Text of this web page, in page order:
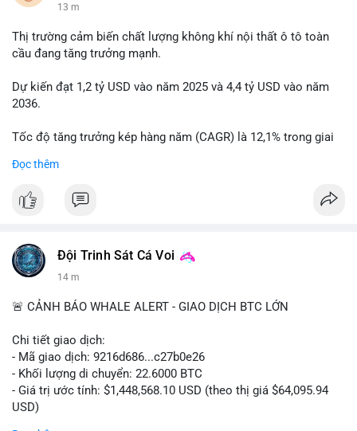
13 m
Thị trường cảm biến chất lượng không khí nội thất ô tô toàn
cầu đang tăng trưởng mạnh.
Dự kiến đạt 1,2 tỷ USD vào năm 2025 và 4,4 tỷ USD vào năm
2036.
Tốc độ tăng trưởng kép hàng năm (CAGR) là 12,1% trong giai
trong xe.
điểm nhé!
Đọc thêm
Đội Trinh Sát Cá Voi
14 m
🚨 CẢNH BÁO WHALE ALERT - GIAO DỊCH BTC LỚN
Chi tiết giao dịch:
- Mã giao dịch: 9216d686...c27b0e26
- Khối lượng di chuyển: 22.6000 BTC
- Giá trị ước tính: $1,448,568.10 USD (theo thị giá $64,095.94
USD)